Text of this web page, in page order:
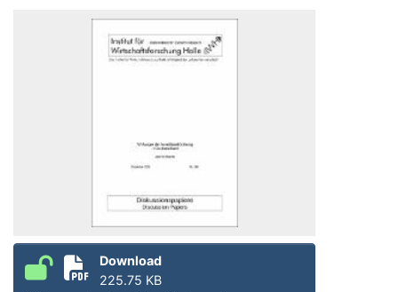
Download
225.75 KB